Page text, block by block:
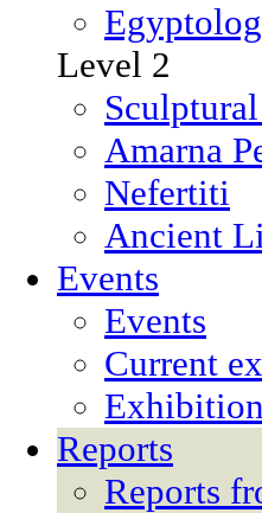
Level 2
Amarna
Nefertiti
Ancient
Events
Events
Current
Reports
Reports